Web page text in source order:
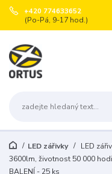
+420 774633652
(Po-Pá, 9-17 hod.)
LED zářivky
LED
3600lm, životnost 50 000
BALENÍ - 25 ks